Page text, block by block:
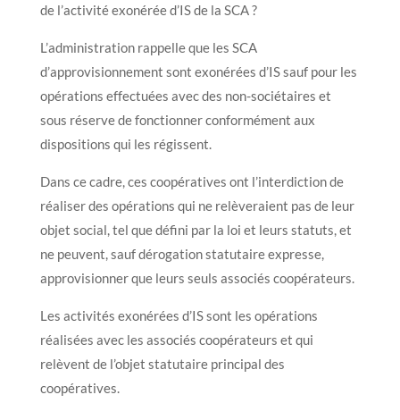
de l’activité exonérée d’IS de la SCA ?
L’administration rappelle que les SCA
d’approvisionnement sont exonérées d’IS sauf pour les
opérations effectuées avec des non-sociétaires et
sous réserve de fonctionner conformément aux
dispositions qui les régissent.
Dans ce cadre, ces coopératives ont l’interdiction de
réaliser des opérations qui ne relèveraient pas de leur
objet social, tel que défini par la loi et leurs statuts, et
ne peuvent, sauf dérogation statutaire expresse,
approvisionner que leurs seuls associés coopérateurs.
Les activités exonérées d’IS sont les opérations
réalisées avec les associés coopérateurs et qui
relèvent de l’objet statutaire principal des
coopératives.